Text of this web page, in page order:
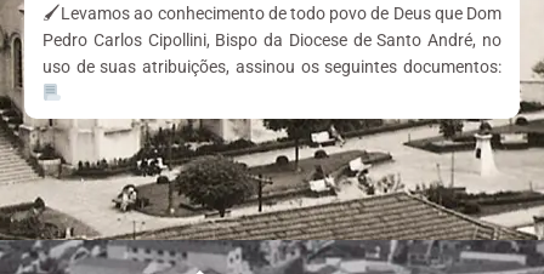
🖌Levamos ao conhecimento de todo povo de Deus que Dom
Pedro Carlos Cipollini, Bispo da Diocese de Santo André, no
uso de suas atribuições, assinou os seguintes documentos: